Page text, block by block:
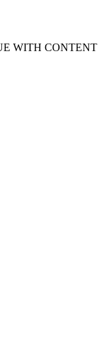
WITH CONTENT